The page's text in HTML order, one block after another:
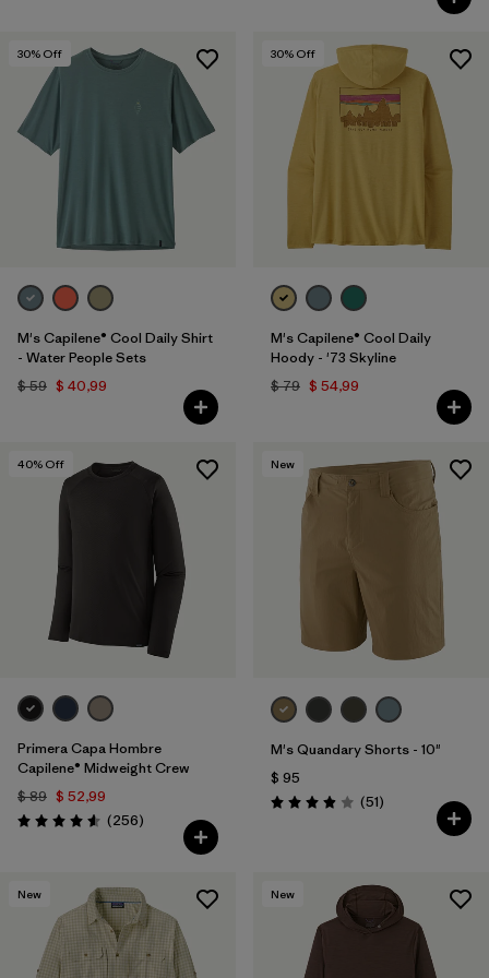
30% Off
M's Capilene® Cool Daily Shirt
- Water People Sets
$ 59 $ 40,99
30% Off
M's Capilene® Cool Daily
Hoody - '73 Skyline
$ 79 $ 54,99
40% Off
Primera Capa Hombre
Capilene® Midweight Crew
$ 89 $ 52,99
Valoración: 4.6 / 5
(256Comentarios
)
New
M's Quandary Shorts - 10"
$ 95
Valoración: 3.9 / 5
(51Comentarios
)
New New